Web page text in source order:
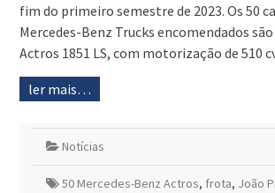
fim do primeiro semestre de 2023. Os 50
Mercedes-Benz Trucks encomendados
Actros 1851 LS, com motorização de 510
ler mais…
Notícias
50 Mercedes-Benz Actros, frota, João